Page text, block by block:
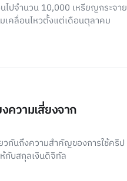
ไปจำนวน 10,000 เหรียญกระจาย
เคลื่อนไหวตั้งแต่เดือนตุลาคม
ความเสี่ยงจาก
วกันถึงความสำคัญของการใช้คริป
กับสกุลเงินดิจิทัล